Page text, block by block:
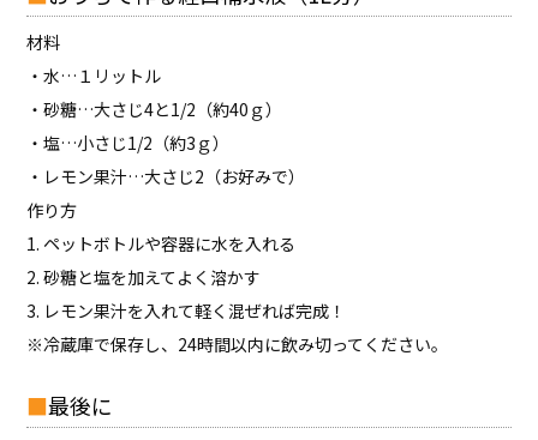
材料
・水…１リットル
・砂糖…大さじ4と1/2（約40ｇ）
・塩…小さじ1/2（約3ｇ）
・レモン果汁…大さじ2（お好みで）
作り方
1. ペットボトルや容器に水を入れる
2. 砂糖と塩を加えてよく溶かす
3. レモン果汁を入れて軽く混ぜれば完成！
※冷蔵庫で保存し、24時間以内に飲み切ってください。
最後に